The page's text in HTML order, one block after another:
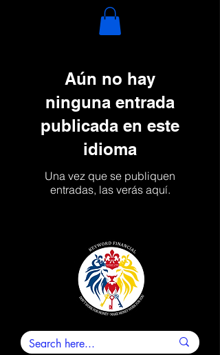
Aún no hay
ninguna entrada
publicada en este
idioma
Una vez que se publiquen
entradas, las verás aquí.